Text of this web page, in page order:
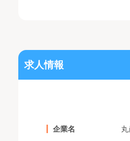
求人情報
企業名